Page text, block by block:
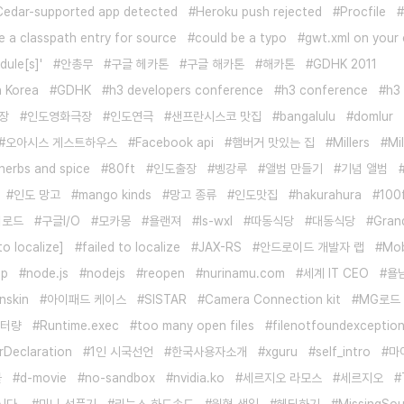
supported app detected Heroku push rejected
Procfile
a classpath entry for source
could be a typo
gwt.xml on your
안총무 구글 헤카톤 구글 해카톤 해카톤
GDHK 2011
Korea
GDHK h3 developers conference h3 conference
h3
인도영화극장 인도연극 샌프란시스코 맛집 bangalulu
domlur
오아시스 게스트하우스
Facebook api 햄버거 맛있는 집 Millers
and spice
80ft 인도출장 벵강루 앨범 만들기
기념 앨범
인도 망고
mango kinds 망고 종류 인도맛집 hakurahura
드
구글I/O 모카몽 욜랜져 ls-wxl 따동식당 대동식당
localize]
failed to localize JAX-RS 안드로이드 개발자 랩
node.js nodejs reopen nurinamu.com 세계 IT CEO
욜
아이패드 케이스 SISTAR Camera Connection kit
MG로드
량
Runtime.exec too many open files
filenotfoundexception
1인 시국선언 한국사용자소개 xguru self_intro
마
d-movie no-sandbox nvidia.ko 세르지오 라모스 세르지오